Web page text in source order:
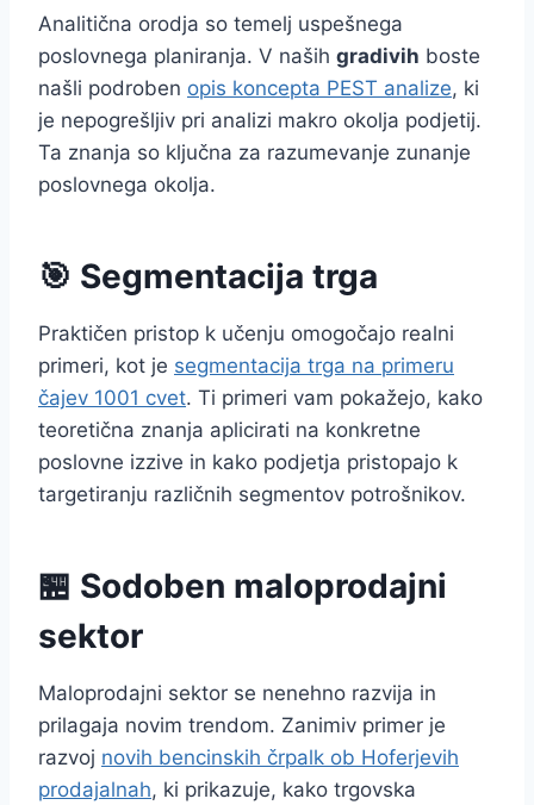
Analitična orodja so temelj uspešnega
poslovnega planiranja. V naših gradivih boste
našli podroben opis koncepta PEST analize, ki
je nepogrešljiv pri analizi makro okolja podjetij.
Ta znanja so ključna za razumevanje zunanje
poslovnega okolja.
🎯 Segmentacija trga
Praktičen pristop k učenju omogočajo realni
primeri, kot je segmentacija trga na primeru
čajev 1001 cvet. Ti primeri vam pokažejo, kako
teoretična znanja aplicirati na konkretne
poslovne izzive in kako podjetja pristopajo k
targetiranju različnih segmentov potrošnikov.
🏪 Sodoben maloprodajni
sektor
Maloprodajni sektor se nenehno razvija in
prilagaja novim trendom. Zanimiv primer je
razvoj novih bencinskih črpalk ob Hoferjevih
prodajalnah, ki prikazuje, kako trgovska